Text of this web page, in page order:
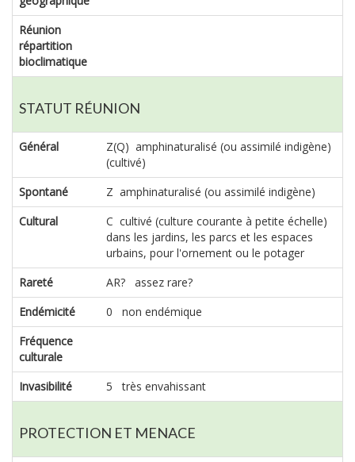
Réunion
répartition
bioclimatique
STATUT RÉUNION
Général
Z(Q) amphinaturalisé (ou assimilé indigène)
(cultivé)
Spontané
Z amphinaturalisé (ou assimilé indigène)
Cultural
C cultivé (culture courante à petite échelle)
dans les jardins, les parcs et les espaces
urbains, pour l'ornement ou le potager
Rareté
AR? assez rare?
Endémicité
0 non endémique
Fréquence
culturale
Invasibilité
5 très envahissant
PROTECTION ET MENACE